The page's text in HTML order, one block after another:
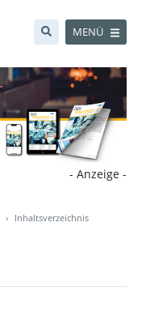
MENÜ
- Anzeige -
Inhaltsverzeichnis